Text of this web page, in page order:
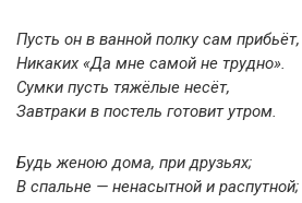
Пусть он в ванной полку сам прибьёт,
Никаких «Да мне самой не трудно».
Сумки пусть тяжёлые несёт,
Завтраки в постель готовит утром.
Будь женою дома, при друзьях;
В спальне — ненасытной и распутной;